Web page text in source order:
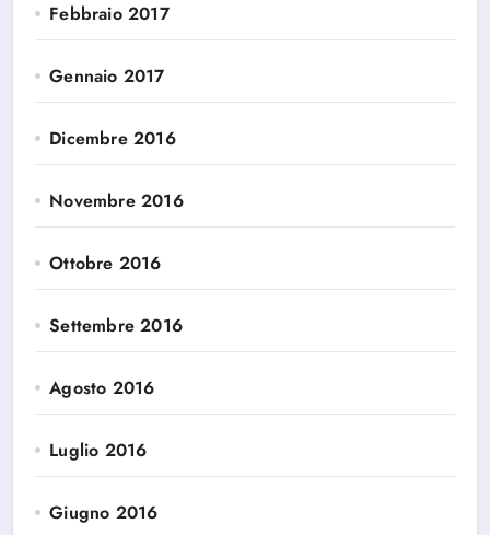
Febbraio 2017
Gennaio 2017
Dicembre 2016
Novembre 2016
Ottobre 2016
Settembre 2016
Agosto 2016
Luglio 2016
Giugno 2016